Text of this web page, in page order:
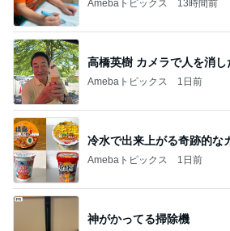
Amebaトピックス 13時間前
高橋英樹 カメラで人を消し
Amebaトピックス 1日前
冷水で出来上がる奇跡的な
Amebaトピックス 1日前
神がかってる掃除機